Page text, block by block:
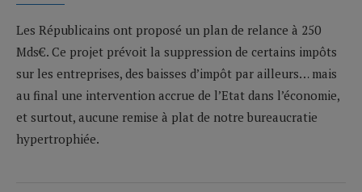
Les Républicains ont proposé un plan de relance à 250
Mds€. Ce projet prévoit la suppression de certains impôts
sur les entreprises, des baisses d’impôt par ailleurs… mais
au final une intervention accrue de l’Etat dans l’économie,
et surtout, aucune remise à plat de notre bureaucratie
hypertrophiée.